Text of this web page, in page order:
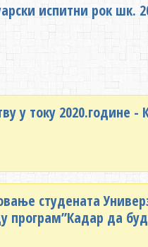
испитни рок шк.
у току
студената
програм’’Кадар да